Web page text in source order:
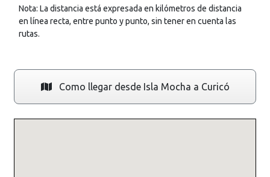
Nota: La distancia está expresada en kilómetros de distancia
en línea recta, entre punto y punto, sin tener en cuenta las
rutas.
Como llegar desde Isla Mocha a Curicó